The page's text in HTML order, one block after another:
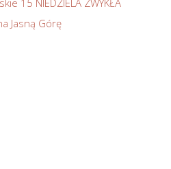
Jasną Górę